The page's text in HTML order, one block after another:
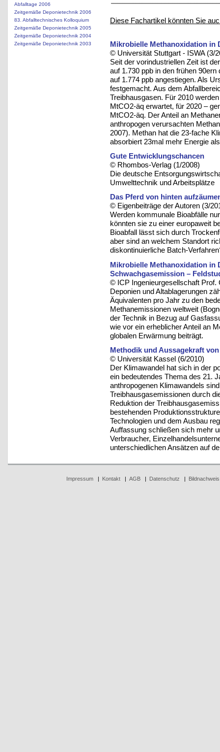
Abfalltage 2006
Zeitgemäße Deponietechnik 2006
83. Abfalltechnisches Kolloquium
Zeitgemäße Deponietechnik 2005
Zeitgemäße Deponietechnik 2004
Zeitgemäße Deponietechnik 2003
Diese Fachartikel könnten Sie
Mikrobielle Methanoxidation in
© Universität Stuttgart - ISWA (3/
Seit der vorindustriellen Zeit ist
auf 1.730 ppb in den frühen
auf 1.774 ppb angestiegen. Als
festgemacht. Aus dem
Treibhausgasen. Für 2010
MtCO2-äq erwartet, für 2020 –
MtCO2-äq. Der Anteil an
anthropogen verursachten
2007). Methan hat die 23-fache
absorbiert 23mal mehr Energie
Gute Entwicklungschancen
© Rhombos-Verlag (1/2008)
Die deutsche
Umwelttechnik und Arbeitsplätze
Das Pferd von hinten
© Eigenbeiträge der Autoren (3/
Werden kommunale Bioabfälle
könnten sie zu einer europaweit
Bioabfall lässt sich durch
aber sind an welchem Standort
diskontinuierliche Batch-
Mikrobielle Methanoxidation in
Schwachgasemission –
© ICP Ingenieurgesellschaft Prof.
Deponien und Altablagerungen
Äquivalenten pro Jahr zu den
Methanemissionen weltweit
der Technik in Bezug auf
wie vor ein erheblicher Anteil an
globalen Erwärmung beiträgt.
Methodik und Aussagekraft
© Universität Kassel (6/2010)
Der Klimawandel hat sich in der
ein bedeutendes Thema des 21.
anthropogenen Klimawandels
Treibhausgasemissionen durch
Reduktion der
bestehenden
Technologien und dem Ausbau
Auffassung schließen sich mehr
Verbraucher,
unterschiedlichen Ansätzen auf
Impressum| Kontakt| AGB| Datenschutz Bildnachweis